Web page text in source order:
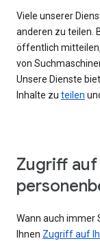
Viele unserer
anderen zu teilen.
öffentlich
von
Unsere Dienste
Inhalte zu teilen
Zugriff
Wann auch immer
Ihnen Zugriff auf